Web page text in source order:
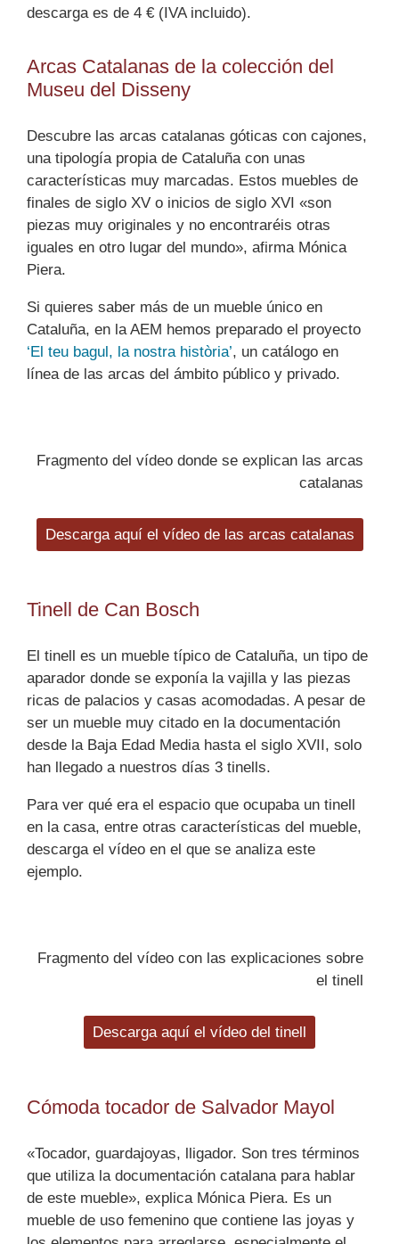
descarga es de 4 € (IVA incluido).
Arcas Catalanas de la colección del
Museu del Disseny
Descubre las arcas catalanas góticas con cajones,
una tipología propia de Cataluña con unas
características muy marcadas. Estos muebles de
finales de siglo XV o inicios de siglo XVI «son
piezas muy originales y no encontraréis otras
iguales en otro lugar del mundo», afirma Mónica
Piera.
Si quieres saber más de un mueble único en
Cataluña, en la AEM hemos preparado el proyecto
‘El teu bagul, la nostra història’, un catálogo en
línea de las arcas del ámbito público y privado.
Fragmento del vídeo donde se explican las arcas
catalanas
Descarga aquí el vídeo de las arcas catalanas
Tinell de Can Bosch
El tinell es un mueble típico de Cataluña, un tipo de
aparador donde se exponía la vajilla y las piezas
ricas de palacios y casas acomodadas. A pesar de
ser un mueble muy citado en la documentación
desde la Baja Edad Media hasta el siglo XVII, solo
han llegado a nuestros días 3 tinells.
Para ver qué era el espacio que ocupaba un tinell
en la casa, entre otras características del mueble,
descarga el vídeo en el que se analiza este
ejemplo.
Fragmento del vídeo con las explicaciones sobre
el tinell
Descarga aquí el vídeo del tinell
Cómoda tocador de Salvador Mayol
«Tocador, guardajoyas, lligador. Son tres términos
que utiliza la documentación catalana para hablar
de este mueble», explica Mónica Piera. Es un
mueble de uso femenino que contiene las joyas y